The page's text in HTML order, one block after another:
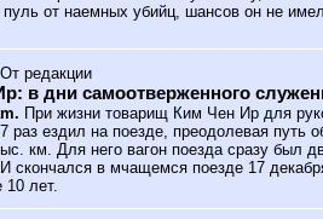
пуль от наемных убийц, шансов он не
От редакции
в дни самоотверженного
При жизни товарищ Ким Чен Ир для
раз ездил на поезде, преодолевая путь
км. Для него вагон поезда сразу был
скончался в мчащемся поезде 17
лет.